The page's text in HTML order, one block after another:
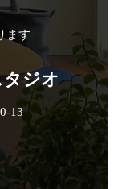
ます
タジオ
13